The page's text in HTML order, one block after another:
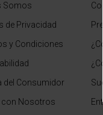
Somos
de Privacidad
y Condiciones
del Consumidor
con Nosotros